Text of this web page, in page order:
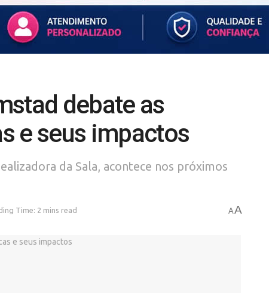
debate as
e seus impactos
da Sala, acontece nos próximos
Time: 2 mins read AA